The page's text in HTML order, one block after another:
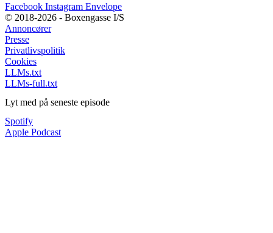
Facebook Instagram Envelope
© 2018-2026 - Boxengasse I/S
Annoncører
Presse
Privatlivspolitik
Cookies
LLMs.txt
LLMs-full.txt
Lyt med på seneste episode
Spotify
Apple Podcast